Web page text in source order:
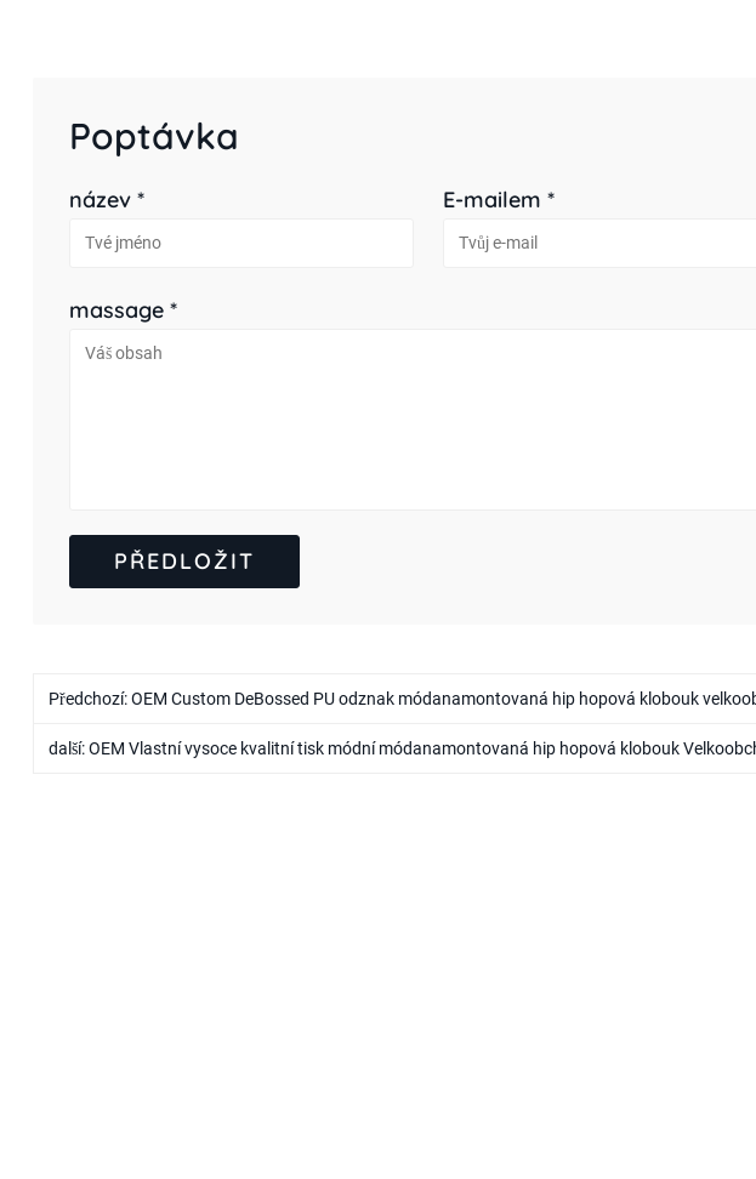
Poptávka
název * E-mailem *
massage *
Předchozí:OEM Custom DeBossed PU odznak módanamontovaná hip hopová klobouk
další:OEM Vlastní vysoce kvalitní tisk módní módanamontovaná hip hopová klobouk